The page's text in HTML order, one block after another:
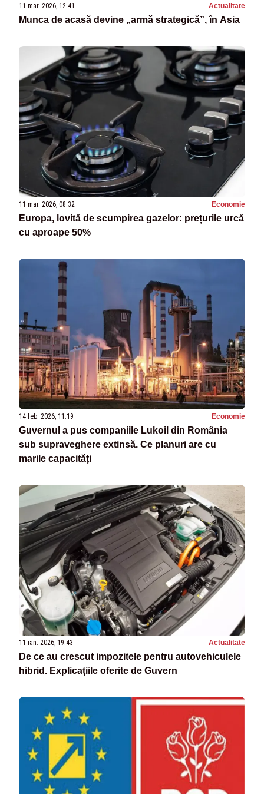
11 mar. 2026, 12:41 Actualitate
Munca de acasă devine „armă strategică”, în Asia
11 mar. 2026, 08:32 Economie
Europa, lovită de scumpirea gazelor: prețurile urcă
cu aproape 50%
14 feb. 2026, 11:19 Economie
Guvernul a pus companiile Lukoil din România
sub supraveghere extinsă. Ce planuri are cu
marile capacități
11 ian. 2026, 19:43 Actualitate
De ce au crescut impozitele pentru autovehiculele
hibrid. Explicațiile oferite de Guvern